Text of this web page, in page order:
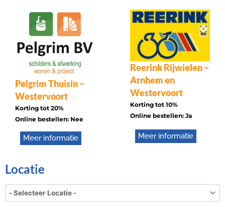
Locatie
Pelgrim Thuisin –
Westervoort
Korting tot 20%
Online bestellen: Nee
Meer informatie
Reerink Rijwielen –
Arnhem en
Westervoort
Korting tot 10%
Online bestellen: Ja
Meer informatie